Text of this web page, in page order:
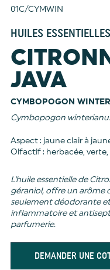
01C/CYMWIN
HUILES ESSENTIELLES
JAVA
CYMBOPOGON
Cymbopogon
Aspect : jaune clair à
Olfactif : herbacée,
L'huile essentielle de
géraniol, offre un arôme
seulement déodorante et
inflammatoire et
parfumerie.
DEMANDER UNE